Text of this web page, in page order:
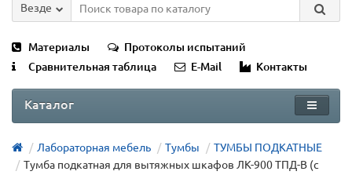
Везде
Материалы
Протоколы испытаний
Сравнительная таблица
E-Mail Контакты
Каталог
Лабораторная мебель Тумбы
ТУМБЫ ПОДКАТНЫЕ
Тумба подкатная для вытяжных шкафов ЛК-900 ТПД-В (с